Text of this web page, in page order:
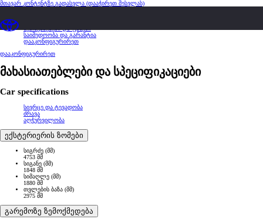
მთავარ კონტენტზე გადასვლა (დააჭირეთ შესვლას)
საიმედოობა და გარანტია
დააკონფიგურირეთ
დააკონფიგურირეთ
მახასიათებლები და სპეციფიკაციები
Car specifications
სივრცე და ტევადობა
ძრავა
აღჭურვილობა
ექსტერიერის ზომები
სიგრძე (მმ)
4753 მმ
სიგანე (მმ)
1848 მმ
სიმაღლე (მმ)
1880 მმ
თვლების ბაზა (მმ)
2975 მმ
გარემოზე ზემოქმედება